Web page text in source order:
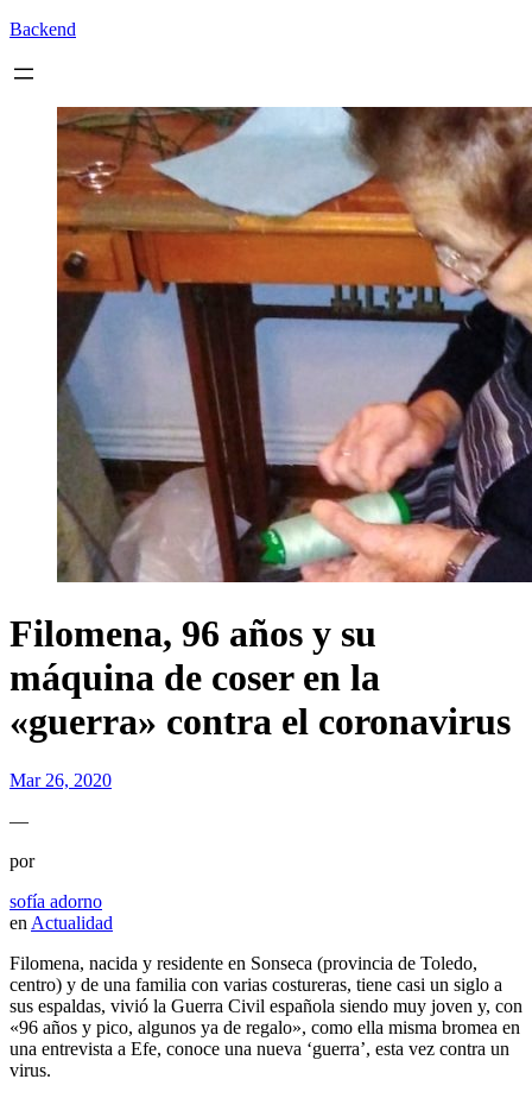
Backend
Filomena, 96 años y su
máquina de coser en la
«guerra» contra el coronavirus
Mar 26, 2020
—
por
sofía adorno
en Actualidad
Filomena, nacida y residente en Sonseca (provincia de Toledo,
centro) y de una familia con varias costureras, tiene casi un siglo a
sus espaldas, vivió la Guerra Civil española siendo muy joven y, con
«96 años y pico, algunos ya de regalo», como ella misma bromea en
una entrevista a Efe, conoce una nueva ‘guerra’, esta vez contra un
virus.